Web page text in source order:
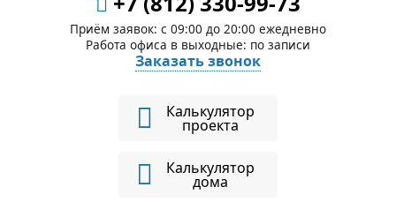
Приём заявок: c 09:00 до 20:00 ежедневно
Работа офиса в выходные: по записи
Заказать звонок
Калькулятор
проекта
Калькулятор
дома